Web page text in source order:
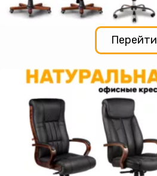
Перейти